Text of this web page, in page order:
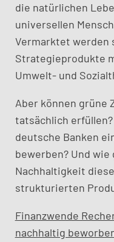
die natürlichen
universellen
Vermarktet werden
Strategieprodukte
Umwelt- und
Aber können grüne
tatsächlich
deutsche Banken
bewerben? Und
Nachhaltigkeit
strukturierten
Finanzwende
nachhaltig